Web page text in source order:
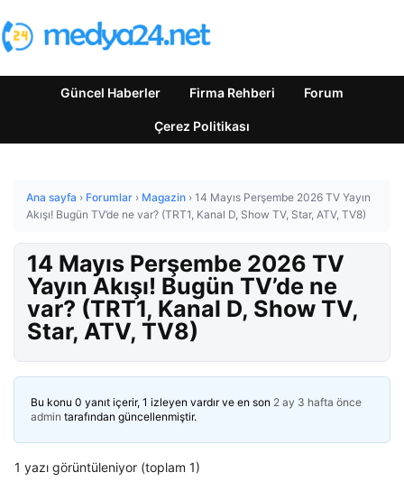
Güncel Haberler Firma Rehberi Forum
Çerez Politikası
Ana sayfa › Forumlar › Magazin › 14 Mayıs Perşembe 2026 TV Yayın
Akışı! Bugün TV’de ne var? (TRT1, Kanal D, Show TV, Star, ATV, TV8)
14 Mayıs Perşembe 2026 TV
Yayın Akışı! Bugün TV’de ne
var? (TRT1, Kanal D, Show TV,
Star, ATV, TV8)
Bu konu 0 yanıt içerir, 1 izleyen vardır ve en son 2 ay 3 hafta önce
admin tarafından güncellenmiştir.
1 yazı görüntüleniyor (toplam 1)